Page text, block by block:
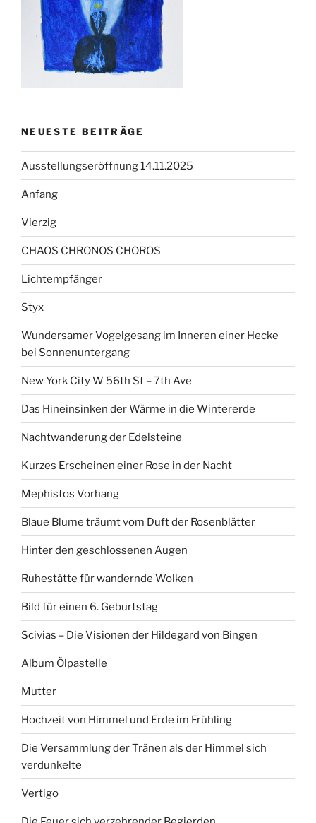
NEUESTE BEITRÄGE
Ausstellungseröffnung 14.11.2025
Anfang
Vierzig
CHAOS CHRONOS CHOROS
Lichtempfänger
Styx
Wundersamer Vogelgesang im Inneren einer Hecke
bei Sonnenuntergang
New York City W 56th St – 7th Ave
Das Hineinsinken der Wärme in die Wintererde
Nachtwanderung der Edelsteine
Kurzes Erscheinen einer Rose in der Nacht
Mephistos Vorhang
Blaue Blume träumt vom Duft der Rosenblätter
Hinter den geschlossenen Augen
Ruhestätte für wandernde Wolken
Bild für einen 6. Geburtstag
Scivias – Die Visionen der Hildegard von Bingen
Album Ölpastelle
Mutter
Hochzeit von Himmel und Erde im Frühling
Die Versammlung der Tränen als der Himmel sich
verdunkelte
Vertigo